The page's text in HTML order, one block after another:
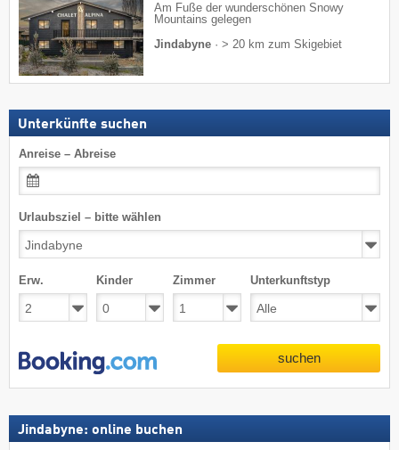
Am Fuße der wunderschönen Snowy
Mountains gelegen
Jindabyne · > 20 km zum Skigebiet
Unterkünfte suchen
Anreise – Abreise
Urlaubsziel – bitte wählen
Erw. Kinder Zimmer Unterkunftstyp
suchen
Jindabyne: online buchen